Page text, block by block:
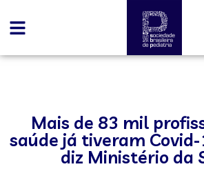
Mais de 83 mil
saúde já tiveram
diz Ministério da